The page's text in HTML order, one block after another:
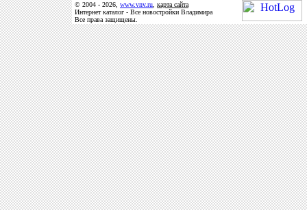
© 2004 - 2026, www.vnv.ru карта сайта
Интернет каталог - Все новостройки Владимира
Все права защищены.